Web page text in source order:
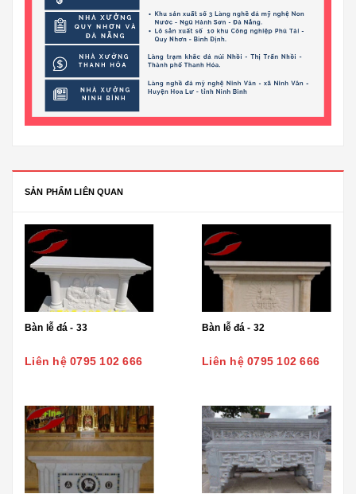
SẢN PHẨM LIÊN QUAN
Bàn lễ đá - 33
Liên hệ 0795 102 666
Bàn lễ đá - 32
Liên hệ 0795 102 666